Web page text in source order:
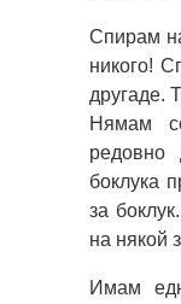
Спирам
никого!
другаде.
Нямам
редовно
боклука
за
на някой
Имам